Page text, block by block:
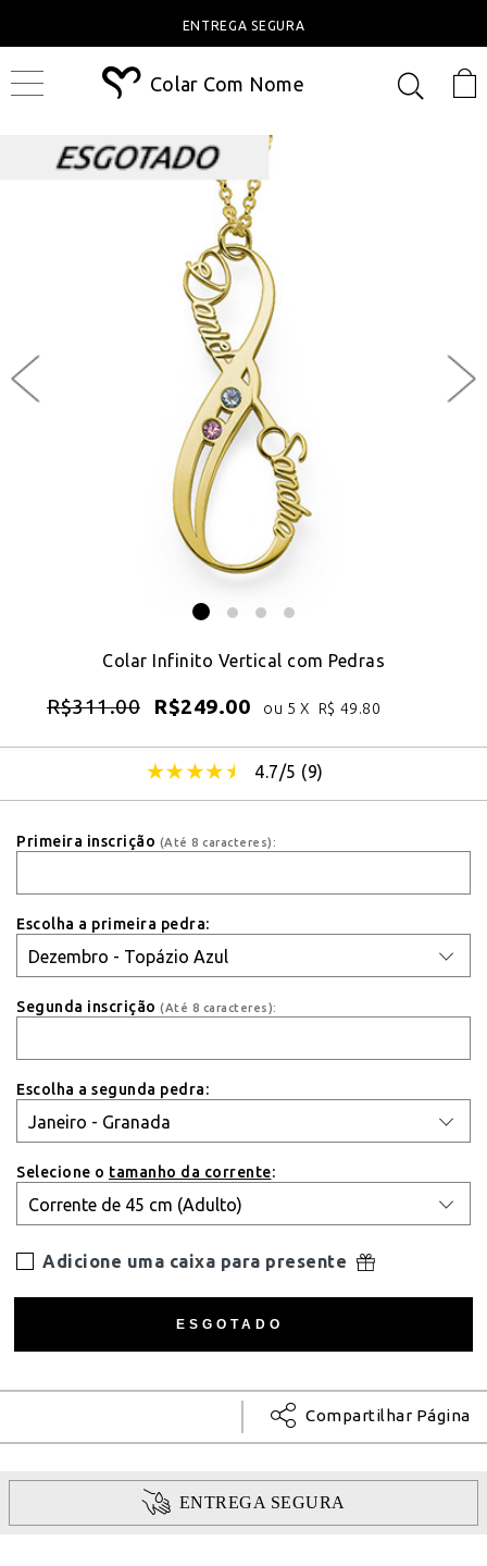
ENTREGA SEGURA
Colar Com Nome
Colar Infinito Vertical com Pedras
R$311.00 R$249.00 ou 5 X R$ 49.80
4.7/5 (9)
Primeira inscrição (Até 8 caracteres):
Escolha a primeira pedra:
Segunda inscrição (Até 8 caracteres):
Escolha a segunda pedra:
Selecione o tamanho da corrente:
Adicione uma caixa para presente
Compartilhar Página
ENTREGA SEGURA